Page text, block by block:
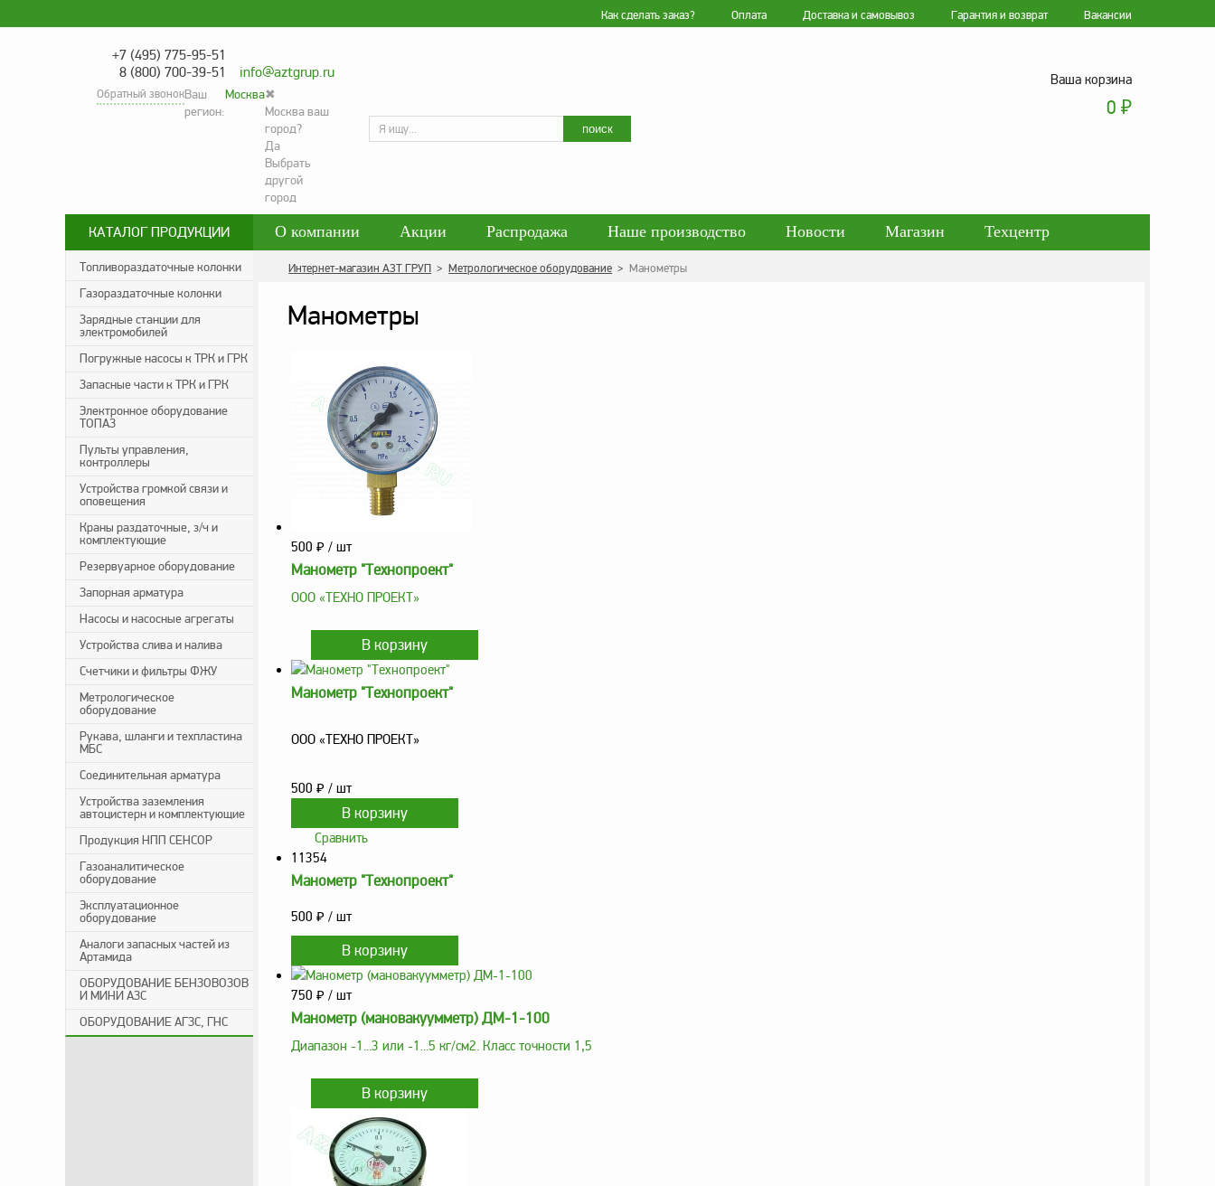
Как сделать заказ? Оплата Доставка и самовывоз Гарантия и возврат Вакансии
+7 (495) 775-95-51
8 (800) 700-39-51
info@aztgrup.ru
Обратный звонокВаш
регион:
Москва✖
Москва ваш
город?
Да
Выбрать
другой
город
Искать
поиск
Ваша корзина
0 ₽
КАТАЛОГ ПРОДУКЦИИ
Топливораздаточные колонки
Газораздаточные колонки
Зарядные станции для
электромобилей
Погружные насосы к ТРК и ГРК
Запасные части к ТРК и ГРК
Электронное оборудование
ТОПАЗ
Пульты управления,
контроллеры
Устройства громкой связи и
оповещения
Краны раздаточные, з/ч и
комплектующие
Резервуарное оборудование
Запорная арматура
Насосы и насосные агрегаты
Устройства слива и налива
Счетчики и фильтры ФЖУ
Метрологическое
оборудование
Рукава, шланги и техпластина
МБС
Соединительная арматура
Устройства заземления
автоцистерн и комплектующие
Продукция НПП СЕНСОР
Газоаналитическое
оборудование
Эксплуатационное
оборудование
Аналоги запасных частей из
Артамида
ОБОРУДОВАНИЕ БЕНЗОВОЗОВ
И МИНИ АЗС
ОБОРУДОВАНИЕ АГЗС, ГНС
О компании Акции Распродажа Наше производство Новости Магазин
Техцентр
Контакты
Согласие на обработку персональных данных
Политика конфиденциальности персональных данных
Интернет-магазин АЗТ ГРУП > Метрологическое оборудование > Манометры
Манометры
500 ₽ / шт
Манометр "Технопроект"
ООО «ТЕХНО ПРОЕКТ»
Манометр "Технопроект"
ООО «ТЕХНО ПРОЕКТ»
500 ₽ / шт
Сравнить
11354
Манометр "Технопроект"
500 ₽ / шт
750 ₽ / шт
Манометр (мановакуумметр) ДМ-1-100
Диапазон -1...3 или -1...5 кг/см2. Класс точности 1,5